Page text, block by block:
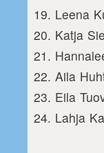
Leena
Katja
Aila
Eila
Lahja